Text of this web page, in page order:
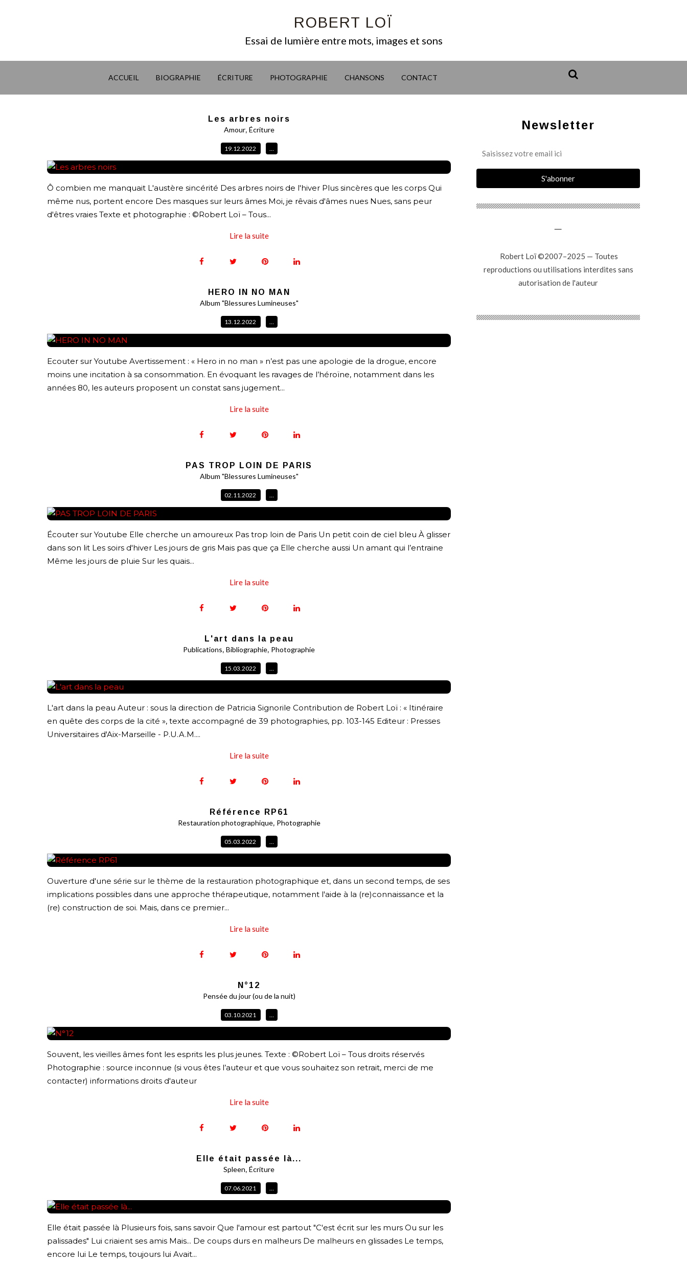
ROBERT LOÏ
Essai de lumière entre mots, images et sons
ACCUEIL BIOGRAPHIE ÉCRITURE PHOTOGRAPHIE CHANSONS CONTACT
Les arbres noirs
Amour, Écriture
19.12.2022 …
Ô combien me manquait L'austère sincérité Des arbres noirs de l'hiver Plus sincères que les corps Qui
même nus, portent encore Des masques sur leurs âmes Moi, je rêvais d'âmes nues Nues, sans peur
d'êtres vraies Texte et photographie : ©Robert Loï – Tous...
Lire la suite
HERO IN NO MAN
Album "Blessures Lumineuses"
13.12.2022 …
Ecouter sur Youtube Avertissement : « Hero in no man » n’est pas une apologie de la drogue, encore
moins une incitation à sa consommation. En évoquant les ravages de l’héroïne, notamment dans les
années 80, les auteurs proposent un constat sans jugement...
Lire la suite
PAS TROP LOIN DE PARIS
Album "Blessures Lumineuses"
02.11.2022 …
Écouter sur Youtube Elle cherche un amoureux Pas trop loin de Paris Un petit coin de ciel bleu À glisser
dans son lit Les soirs d'hiver Les jours de gris Mais pas que ça Elle cherche aussi Un amant qui l’entraine
Même les jours de pluie Sur les quais...
Lire la suite
L'art dans la peau
Publications, Bibliographie, Photographie
15.03.2022 …
L'art dans la peau Auteur : sous la direction de Patricia Signorile Contribution de Robert Loï : « Itinéraire
en quête des corps de la cité », texte accompagné de 39 photographies, pp. 103-145 Editeur : Presses
Universitaires d'Aix-Marseille - P.U.A.M....
Lire la suite
Référence RP61
Restauration photographique, Photographie
05.03.2022 …
Ouverture d'une série sur le thème de la restauration photographique et, dans un second temps, de ses
implications possibles dans une approche thérapeutique, notamment l'aide à la (re)connaissance et la
(re) construction de soi. Mais, dans ce premier...
Lire la suite
N°12
Pensée du jour (ou de la nuit)
03.10.2021 …
Souvent, les vieilles âmes font les esprits les plus jeunes. Texte : ©Robert Loï – Tous droits réservés
Photographie : source inconnue (si vous êtes l’auteur et que vous souhaitez son retrait, merci de me
contacter) informations droits d'auteur
Lire la suite
Elle était passée là...
Spleen, Écriture
07.06.2021 …
Elle était passée là Plusieurs fois, sans savoir Que l'amour est partout "C'est écrit sur les murs Ou sur les
palissades" Lui criaient ses amis Mais... De coups durs en malheurs De malheurs en glissades Le temps,
encore lui Le temps, toujours lui Avait...
Newsletter
Robert Loï ©2007–2025 — Toutes
reproductions ou utilisations interdites sans
autorisation de l'auteur